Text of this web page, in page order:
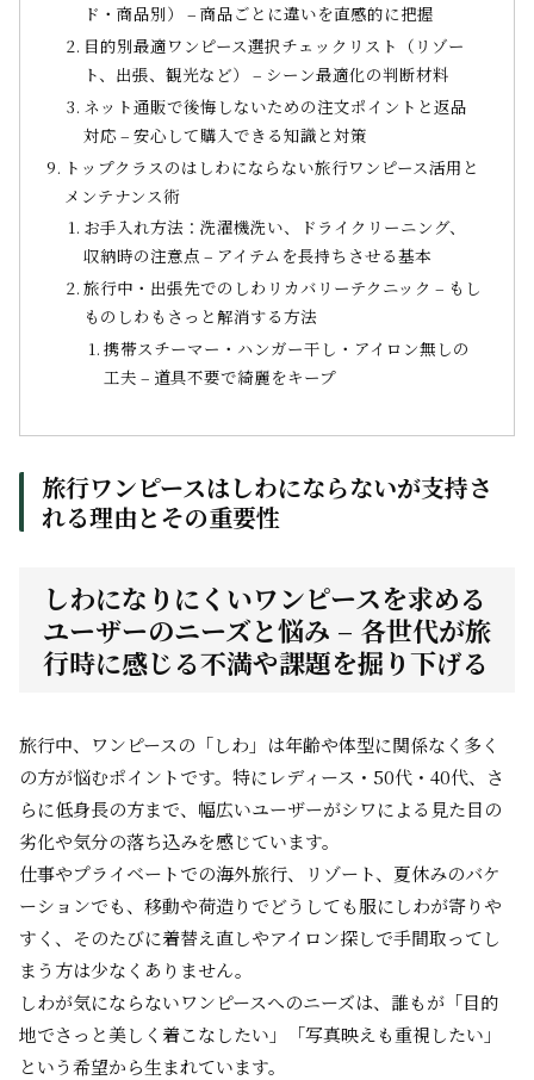
ド・商品別） – 商品ごとに違いを直感的に把握
目的別最適ワンピース選択チェックリスト（リゾー
ト、出張、観光など） – シーン最適化の判断材料
ネット通販で後悔しないための注文ポイントと返品
対応 – 安心して購入できる知識と対策
トップクラスのはしわにならない旅行ワンピース活用と
メンテナンス術
お手入れ方法：洗濯機洗い、ドライクリーニング、
収納時の注意点 – アイテムを長持ちさせる基本
旅行中・出張先でのしわリカバリーテクニック – もし
ものしわもさっと解消する方法
携帯スチーマー・ハンガー干し・アイロン無しの
工夫 – 道具不要で綺麗をキープ
旅行ワンピースはしわにならないが支持さ
れる理由とその重要性
しわになりにくいワンピースを求める
ユーザーのニーズと悩み – 各世代が旅
行時に感じる不満や課題を掘り下げる
旅行中、ワンピースの「しわ」は年齢や体型に関係なく多く
の方が悩むポイントです。特にレディース・50代・40代、さ
らに低身長の方まで、幅広いユーザーがシワによる見た目の
劣化や気分の落ち込みを感じています。
仕事やプライベートでの海外旅行、リゾート、夏休みのバケ
ーションでも、移動や荷造りでどうしても服にしわが寄りや
すく、そのたびに着替え直しやアイロン探しで手間取ってし
まう方は少なくありません。
しわが気にならないワンピースへのニーズは、誰もが「目的
地でさっと美しく着こなしたい」「写真映えも重視したい」
という希望から生まれています。